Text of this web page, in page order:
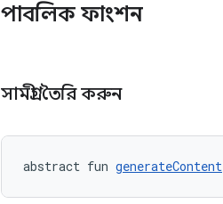
পাবলিক ফাংশন
সামগ্রী তৈরি করুন
abstract fun generateContent